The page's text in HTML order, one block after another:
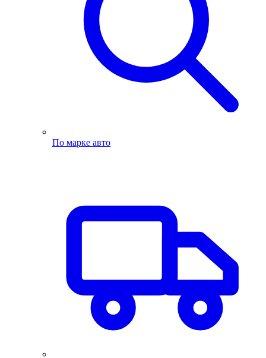
По марке авто